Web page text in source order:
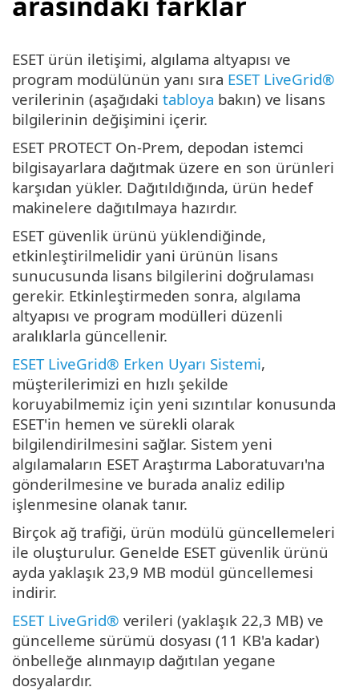
ESET ürün iletişimi, algılama altyapısı ve
program modülünün yanı sıra ESET LiveGrid®
verilerinin (aşağıdaki tabloya bakın) ve lisans
bilgilerinin değişimini içerir.
ESET PROTECT On-Prem, depodan istemci
bilgisayarlara dağıtmak üzere en son ürünleri
karşıdan yükler. Dağıtıldığında, ürün hedef
makinelere dağıtılmaya hazırdır.
ESET güvenlik ürünü yüklendiğinde,
etkinleştirilmelidir yani ürünün lisans
sunucusunda lisans bilgilerini doğrulaması
gerekir. Etkinleştirmeden sonra, algılama
altyapısı ve program modülleri düzenli
aralıklarla güncellenir.
ESET LiveGrid® Erken Uyarı Sistemi,
müşterilerimizi en hızlı şekilde
koruyabilmemiz için yeni sızıntılar konusunda
ESET'in hemen ve sürekli olarak
bilgilendirilmesini sağlar. Sistem yeni
algılamaların ESET Araştırma Laboratuvarı'na
gönderilmesine ve burada analiz edilip
işlenmesine olanak tanır.
Birçok ağ trafiği, ürün modülü güncellemeleri
ile oluşturulur. Genelde ESET güvenlik ürünü
ayda yaklaşık 23,9 MB modül güncellemesi
indirir.
ESET LiveGrid® verileri (yaklaşık 22,3 MB) ve
güncelleme sürümü dosyası (11 KB'a kadar)
önbelleğe alınmayıp dağıtılan yegane
dosyalardır.